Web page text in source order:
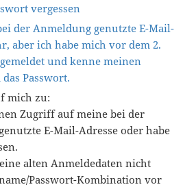
vergessen
der Anmeldung genutzte E-Mail-
aber ich habe mich vor dem 2.
und kenne meinen
Passwort.
mich zu:
Zugriff auf meine bei der
E-Mail-Adresse oder habe
alten Anmeldedaten nicht
Passwort-Kombination vor